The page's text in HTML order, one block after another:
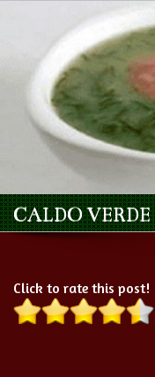
CALDO VERDE
Click to rate this post!